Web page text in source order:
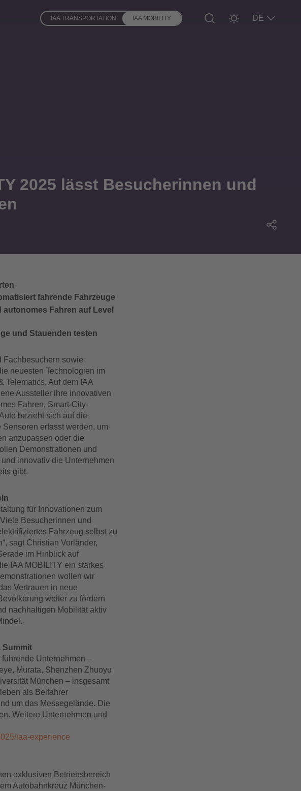
IAA TRANSPORTATION IAA MOBILITY DE
2025 lässt Besucherinnen und
fahrende Fahrzeuge
Fahren auf Level
und Stauenden testen
Fachbesuchern sowie
neuesten Technologien im
Telematics. Auf dem IAA
Aussteller ihre innovativen
Fahren, Smart-City-
bezieht sich auf die
erfasst werden, um
anzupassen oder die
Demonstrationen und
innovativ die Unternehmen
gibt.
für Innovationen zum
Besucherinnen und
Fahrzeug selbst zu
sagt Christian Vorländer,
im Hinblick auf
IAA MOBILITY ein starkes
wollen wir
Vertrauen in neue
weiter zu fördern
nachhaltigen Mobilität aktiv
Summit
Unternehmen –
Murata, Shenzhen Zhuoyu
München – insgesamt
als Beifahrer
um das Messegelände. Die
Weitere Unternehmen und
iaa-experience
exklusiven Betriebsbereich
Autobahnkreuz München-